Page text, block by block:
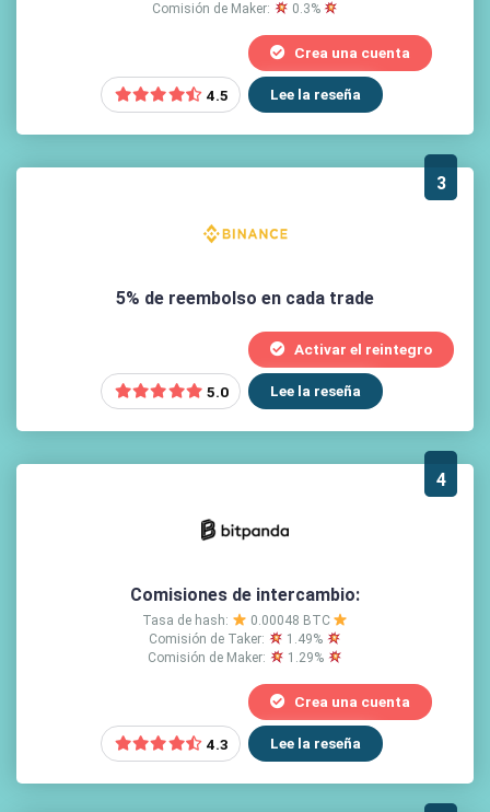
Comisión de Maker:
0.3%
4.5
Crea una cuenta
Lee la reseña
3
5% de reembolso en cada trade
5.0
Activar el reintegro
Lee la reseña
4
Comisiones de intercambio:
Tasa de hash:
0.00048 BTC
Comisión de Taker:
1.49%
Comisión de Maker:
1.29%
4.3
Crea una cuenta
Lee la reseña